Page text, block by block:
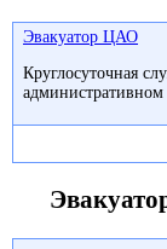
Эвакуатор ЦАО
Круглосуточная